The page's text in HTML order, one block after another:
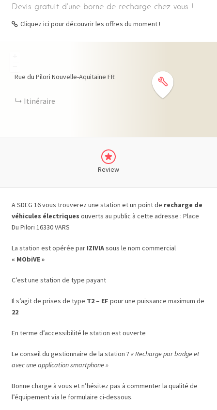
Devis gratuit d’une borne de recharge chez vous !
Cliquez ici pour découvrir les offres du moment !
Rue du Pilori Nouvelle-Aquitaine FR
Itinéraire
Review
A SDEG 16 vous trouverez une station et un point de recharge de
véhicules électriques ouverts au public à cette adresse : Place
Du Pilori 16330 VARS
La station est opérée par IZIVIAsous le nom commercial
« MObiVE »
C’est une station de type payant
Il s’agit de prises de type T2 – EF pour une puissance maximum de
22
En terme d’accessibilité le station est ouverte
Le conseil du gestionnaire de la station ? « Recharge par badge et
avec une application smartphone »
Bonne charge à vous et n’hésitez pas à commenter la qualité de
l’équipement via le formulaire ci-dessous.